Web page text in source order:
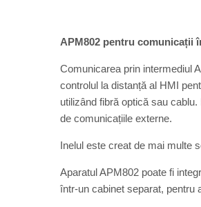
APM802 pentru comunicații
Comunicarea prin intermediul
controlul la distanță al HMI
utilizând fibră optică sau
de comunicațiile externe.
Inelul este creat de mai multe
Aparatul APM802 poate fi
într-un cabinet separat, pentru